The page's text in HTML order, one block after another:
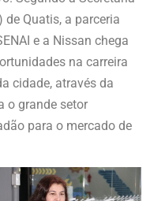
Quatis, a parceria
e a Nissan chega
na carreira
cidade, através da
o grande setor
para o mercado de